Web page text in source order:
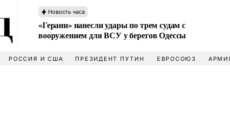
Новость часа
«Герани» нанесли удары по трем судам с
вооружением для ВСУ у берегов Одессы
РОССИЯ И США ПРЕЗИДЕНТ ПУТИН ЕВРОСОЮЗ